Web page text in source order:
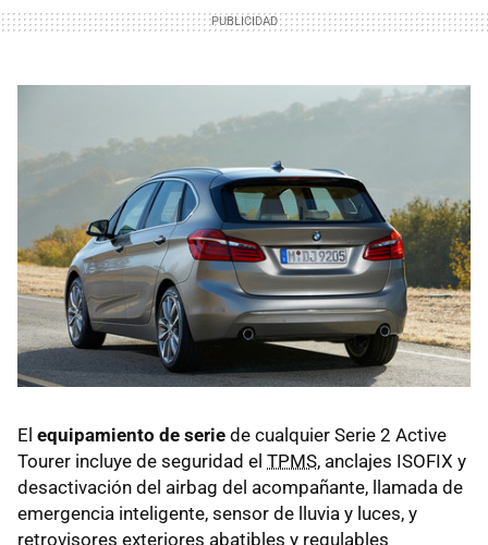
El equipamiento de serie de cualquier Serie 2 Active
Tourer incluye de seguridad el TPMS, anclajes ISOFIX y
desactivación del airbag del acompañante, llamada de
emergencia inteligente, sensor de lluvia y luces, y
retrovisores exteriores abatibles y regulables